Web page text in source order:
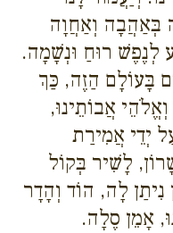
בְּאַהֲבָה וְאַחֲוָה
לְנֶפֶשׁ רוּחַ וּנְשָׁמָה.
בָּעוֹלָם הַזֶה, כַּךְ
אֲבוֹתֵינוּ,
יְדֵי אֲמִירַת
לָשִׁיר בְּקוֹל
נִיתַן לָה, הוֹד וְהָדָר
אָמֵן סֶלָה.